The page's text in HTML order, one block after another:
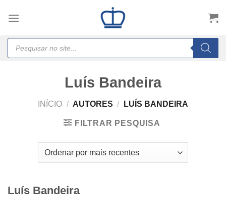
Products
search
Luís Bandeira
INÍCIO / AUTORES / LUÍS BANDEIRA
FILTRAR PESQUISA
Luís Bandeira